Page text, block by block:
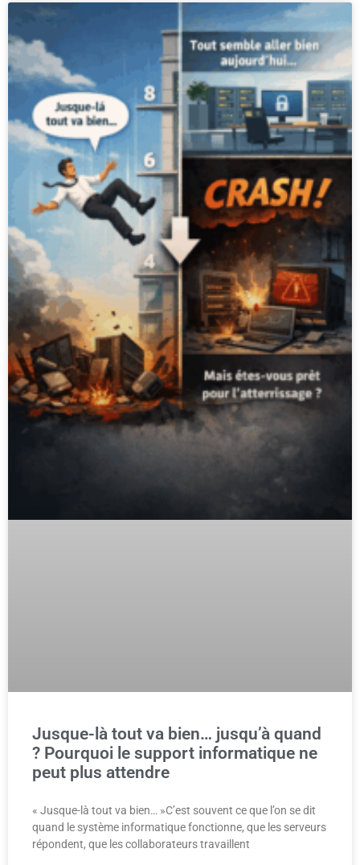
Jusque-là tout va bien… jusqu’à quand
? Pourquoi le support informatique ne
peut plus attendre
« Jusque-là tout va bien… »C’est souvent ce que l’on se dit
quand le système informatique fonctionne, que les serveurs
répondent, que les collaborateurs travaillent